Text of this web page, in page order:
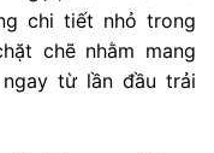
chi tiết nhỏ trong
chẽ nhằm mang
từ lần đầu trải